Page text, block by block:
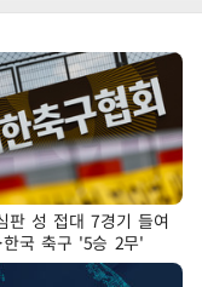
판 성 접대 7경기 들여
국 축구 '5승 2무'